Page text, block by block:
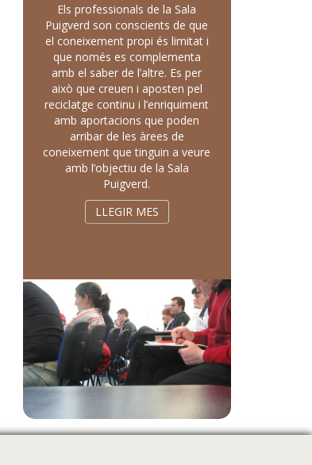
Els professionals de la Sala
Puigverd son conscients de que
el coneixement propi és limitat i
que només es complementa
amb el saber de l’altre. Es per
això que creuen i aposten pel
reciclatge continu i l’enriquiment
amb aportacions que poden
arribar de les àrees de
coneixement que tinguin a veure
amb l’objectiu de la Sala
Puigverd.
LLEGIR MES